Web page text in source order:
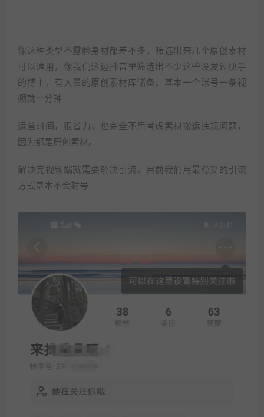
像这种类型不露脸身材都差不多，筛选出来几个原创素材
可以通用，像我们这边抖音里筛选出不少这些没发过快手
的博主，有大量的原创素材库储备，基本一个账号一条视
频就一分钟
运营时间，很省力，也完全不用考虑素材搬运违规问题，
因为都是原创素材。
解决完视频端就需要解决引流，目前我们用最稳妥的引流
方式基本不会封号